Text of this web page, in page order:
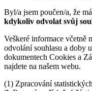
Byl/a jsem poučen/a, že
kdykoliv odvolat svůj
Veškeré informace včetně
odvolání souhlasu a doby
dokumentech Cookies a
najdete na našem webu.
(1) Zpracování